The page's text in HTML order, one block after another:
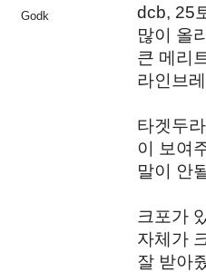
Godk
dcb, 25
많이 올
큰 메리
라인브
타겟두
이 보여
말이 안
크포가
자체가
잘 받아